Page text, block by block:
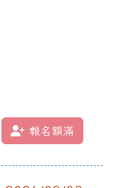
報名額滿